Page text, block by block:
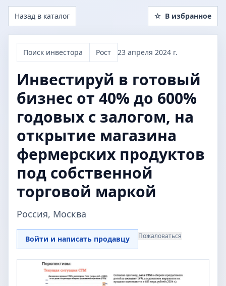
Назад в каталог ☆ В избранное
Поиск инвестора Рост 23 апреля 2024 г.
Инвестируй в готовый
бизнес от 40% до 600%
годовых с залогом, на
открытие магазина
фермерских продуктов
под собственной
торговой маркой
Россия, Москва
Войти и написать продавцу Пожаловаться